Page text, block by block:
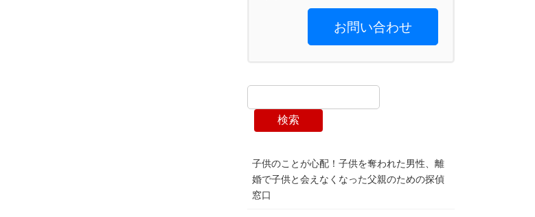
お問い合わせ
検索
子供のことが心配！子供を奪われた男性、離
婚で子供と会えなくなった父親のための探偵
窓口